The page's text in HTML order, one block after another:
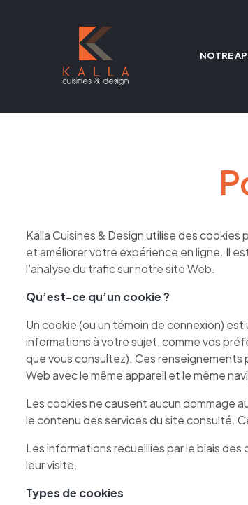
NOTRE
Kalla Cuisines & Design utilise des
et améliorer votre expérience en ligne. Il
l’analyse du trafic sur notre site Web.
Qu’est-ce qu’un cookie ?
Un cookie (ou un témoin de connexion)
informations à votre sujet, comme vos
que vous consultez). Ces
Web avec le même appareil et le même
Les cookies ne causent aucun dommage
le contenu des services du site consulté.
Les informations recueillies par le biais
leur visite.
Types de cookies
template-